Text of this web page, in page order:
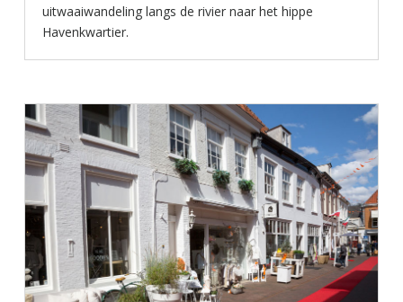
uitwaaiwandeling langs de rivier naar het hippe
Havenkwartier.